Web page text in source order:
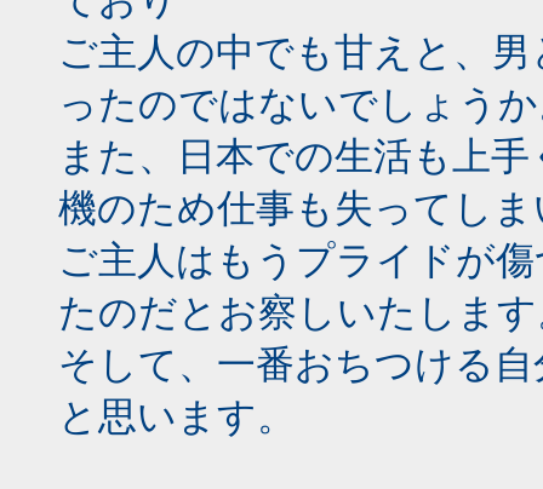
ご主人の中でも甘えと、
ったのではないでしょう
また、日本での生活も上
機のため仕事も失ってし
ご主人はもうプライドが
たのだとお察しいたしま
そして、一番おちつける
と思います。